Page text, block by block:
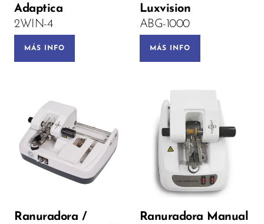
Adaptica
2WIN-4
MÁS INFO
Luxvision
ABG-1000
MÁS INFO
Ranuradora /
Ranuradora Manual